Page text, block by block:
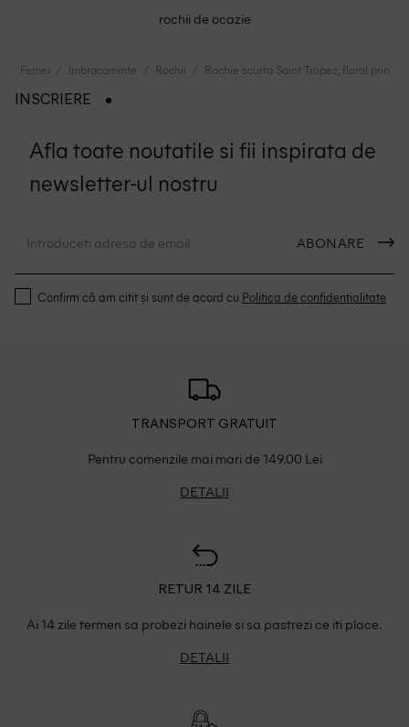
rochii de ocazie
Femei Imbracaminte Rochii Rochie scurta Saint Tropez, floral print
INSCRIERE
Afla toate noutatile si fii inspirata de
newsletter-ul nostru
ABONARE
Confirm că am citit și sunt de acord cu Politica de confidentialitate
TRANSPORT GRATUIT
Pentru comenzile mai mari de 149.00 Lei
DETALII
RETUR 14 ZILE
Ai 14 zile termen sa probezi hainele si sa pastrezi ce iti place.
DETALII